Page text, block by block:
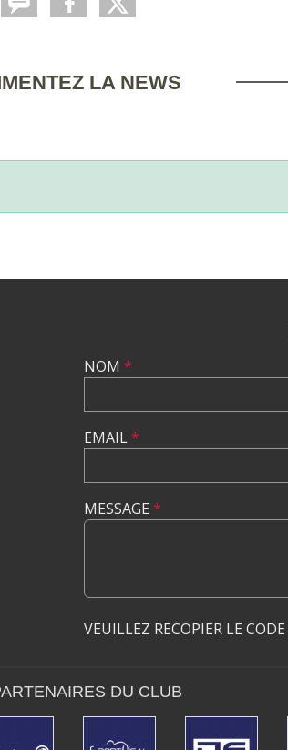
LA NEWS
NOM *
EMAIL*
MESSAGE *
VEUILLEZ RECOPIER LE CODE
DU CLUB